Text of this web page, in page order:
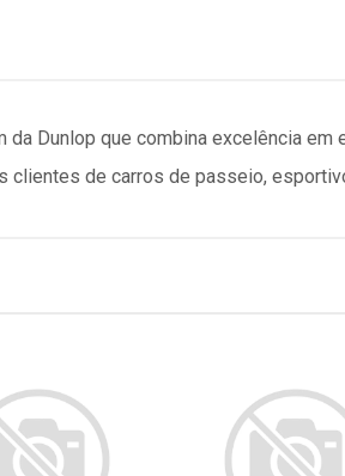
Dunlop que combina excelência em
de carros de passeio,